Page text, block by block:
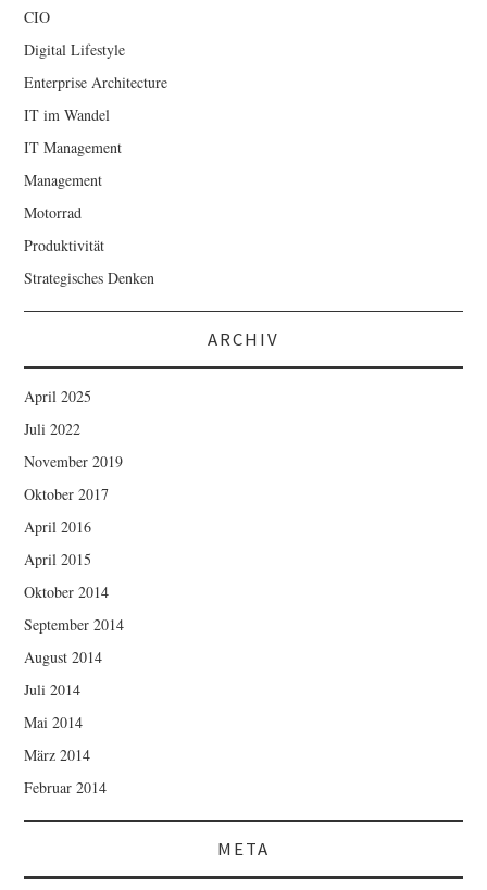
CIO
Digital Lifestyle
Enterprise Architecture
IT im Wandel
IT Management
Management
Motorrad
Produktivität
Strategisches Denken
ARCHIV
April 2025
Juli 2022
November 2019
Oktober 2017
April 2016
April 2015
Oktober 2014
September 2014
August 2014
Juli 2014
Mai 2014
März 2014
Februar 2014
META